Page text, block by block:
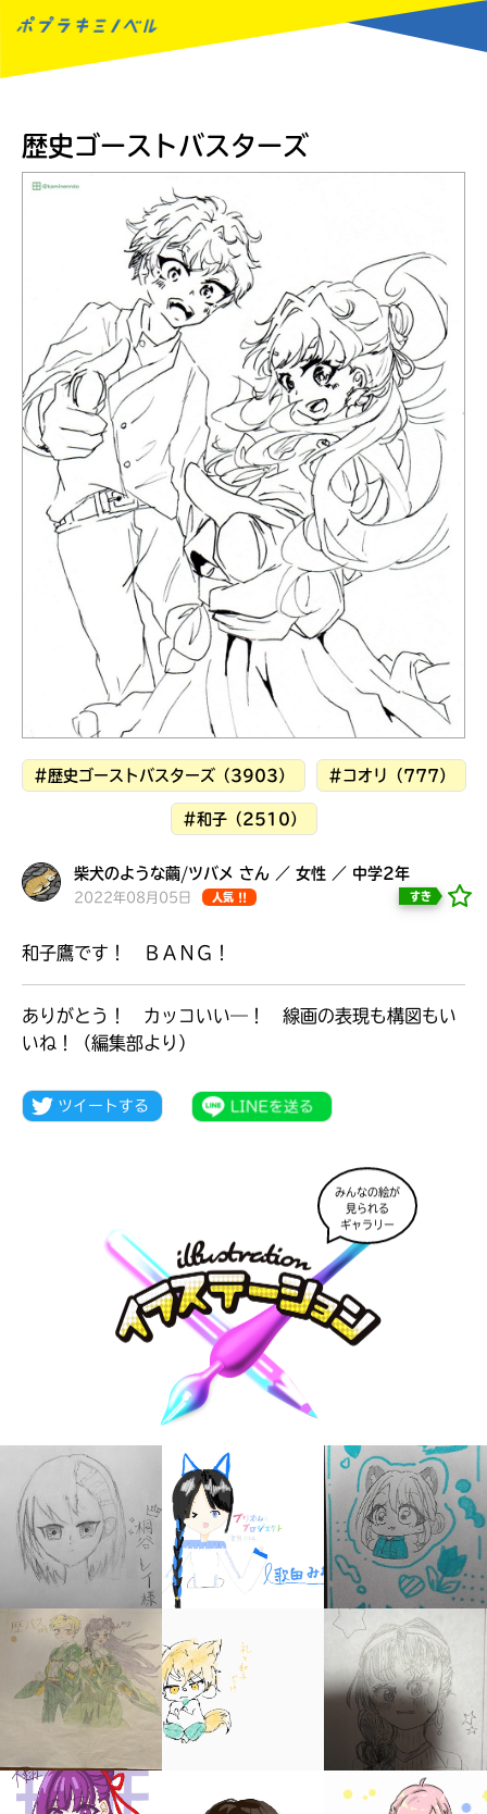
読みたい本が
見つかる
みんなとおしゃべり
大人気
シリーズに
キミノラジオ配信中！
本を飛び出して
みんなとおしゃべり
できる掲示板
歴史ゴーストバスターズ
#歴史ゴーストバスターズ（3903） #コオリ（777）
#和子（2510）
柴犬のような繭/ツバメ さん ／ 女性 ／ 中学2年
2022年08月05日 人気 !! すき
和子鷹です！ ＢＡＮＧ！
ありがとう！ カッコいい―！ 線画の表現も構図もい
いね！（編集部より）
みんなの絵が
見られる
ギャラリー